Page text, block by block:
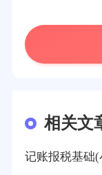
相关文
记账报税基础(